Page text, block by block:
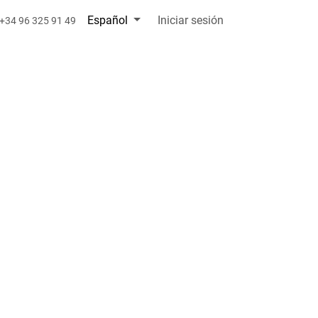
+34 96 325 91 49 Español Iniciar sesión